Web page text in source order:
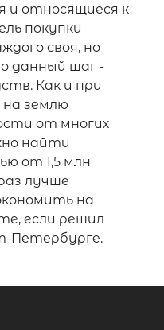
и относящиеся к
покупки
своя, но
данный шаг -
Как и при
на землю
от многих
найти
от 1,5 млн
лучше
на
если решил
Петербурге.